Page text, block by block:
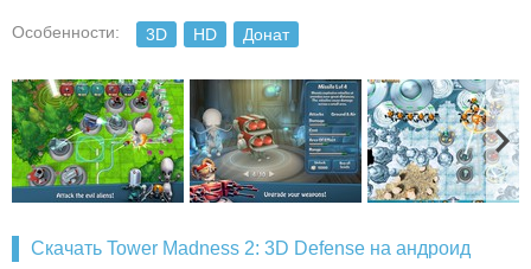
Особенности: 3D HD Донат
Скачать Tower Madness 2: 3D Defense на андроид